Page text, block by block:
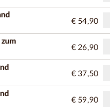
€ 54,90
€ 26,90
€ 37,50
€ 59,90